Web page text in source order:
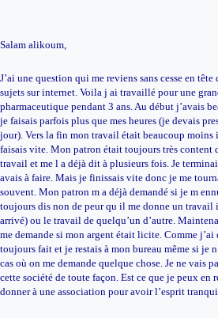
Salam alikoum,
J’ai une question qui me reviens sans cesse en
sujets sur internet. Voila j ai travaillé pour une
pharmaceutique pendant 3 ans. Au début j’avais
je faisais parfois plus que mes heures (je devais
jour). Vers la fin mon travail était beaucoup moins
faisais vite. Mon patron était toujours très content
travail et me l a déjà dit à plusieurs fois. Je
avais à faire. Mais je finissais vite donc je me
souvent. Mon patron m a déjà demandé si je m
toujours dis non de peur qu il me donne un travail
arrivé) ou le travail de quelqu’un d’autre.
me demande si mon argent était licite. Comme
toujours fait et je restais à mon bureau même si je
cas où on me demande quelque chose. Je ne vais
cette société de toute façon. Est ce que je peux en
donner à une association pour avoir l’esprit